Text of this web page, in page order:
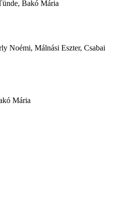
Bakó Mária
Noémi, Málnási Eszter, Csabai
Mária